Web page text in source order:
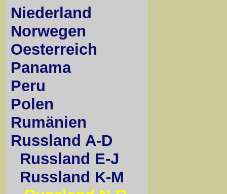
Niederland
Norwegen
Oesterreich
Panama
Peru
Polen
Rumänien
Russland A-D
Russland E-J
Russland K-M